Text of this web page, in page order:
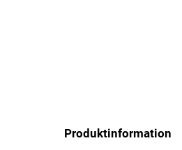
Produktinformation